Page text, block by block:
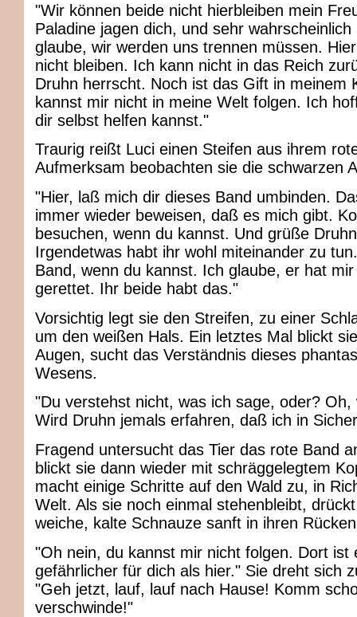
"Wir können beide nicht hierbleiben mein
Paladine jagen dich, und sehr
glaube, wir werden uns trennen müssen.
nicht bleiben. Ich kann nicht in das Reich
Druhn herrscht. Noch ist das Gift in meinem
kannst mir nicht in meine Welt folgen. Ich
dir selbst helfen kannst."
Traurig reißt Luci einen Steifen aus ihrem
Aufmerksam beobachten sie die schwarzen
"Hier, laß mich dir dieses Band umbinden.
immer wieder beweisen, daß es mich gibt.
besuchen, wenn du kannst. Und grüße
Irgendetwas habt ihr wohl miteinander zu
Band, wenn du kannst. Ich glaube, er hat
gerettet. Ihr beide habt das."
Vorsichtig legt sie den Streifen, zu einer
um den weißen Hals. Ein letztes Mal blickt
Augen, sucht das Verständnis dieses
Wesens.
"Du verstehst nicht, was ich sage, oder? Oh,
Wird Druhn jemals erfahren, daß ich in
Fragend untersucht das Tier das rote Band
blickt sie dann wieder mit schräggelegtem
macht einige Schritte auf den Wald zu, in
Welt. Als sie noch einmal stehenbleibt,
weiche, kalte Schnauze sanft in ihren
"Oh nein, du kannst mir nicht folgen. Dort ist
gefährlicher für dich als hier." Sie dreht sich
"Geh jetzt, lauf, lauf nach Hause! Komm
verschwinde!"